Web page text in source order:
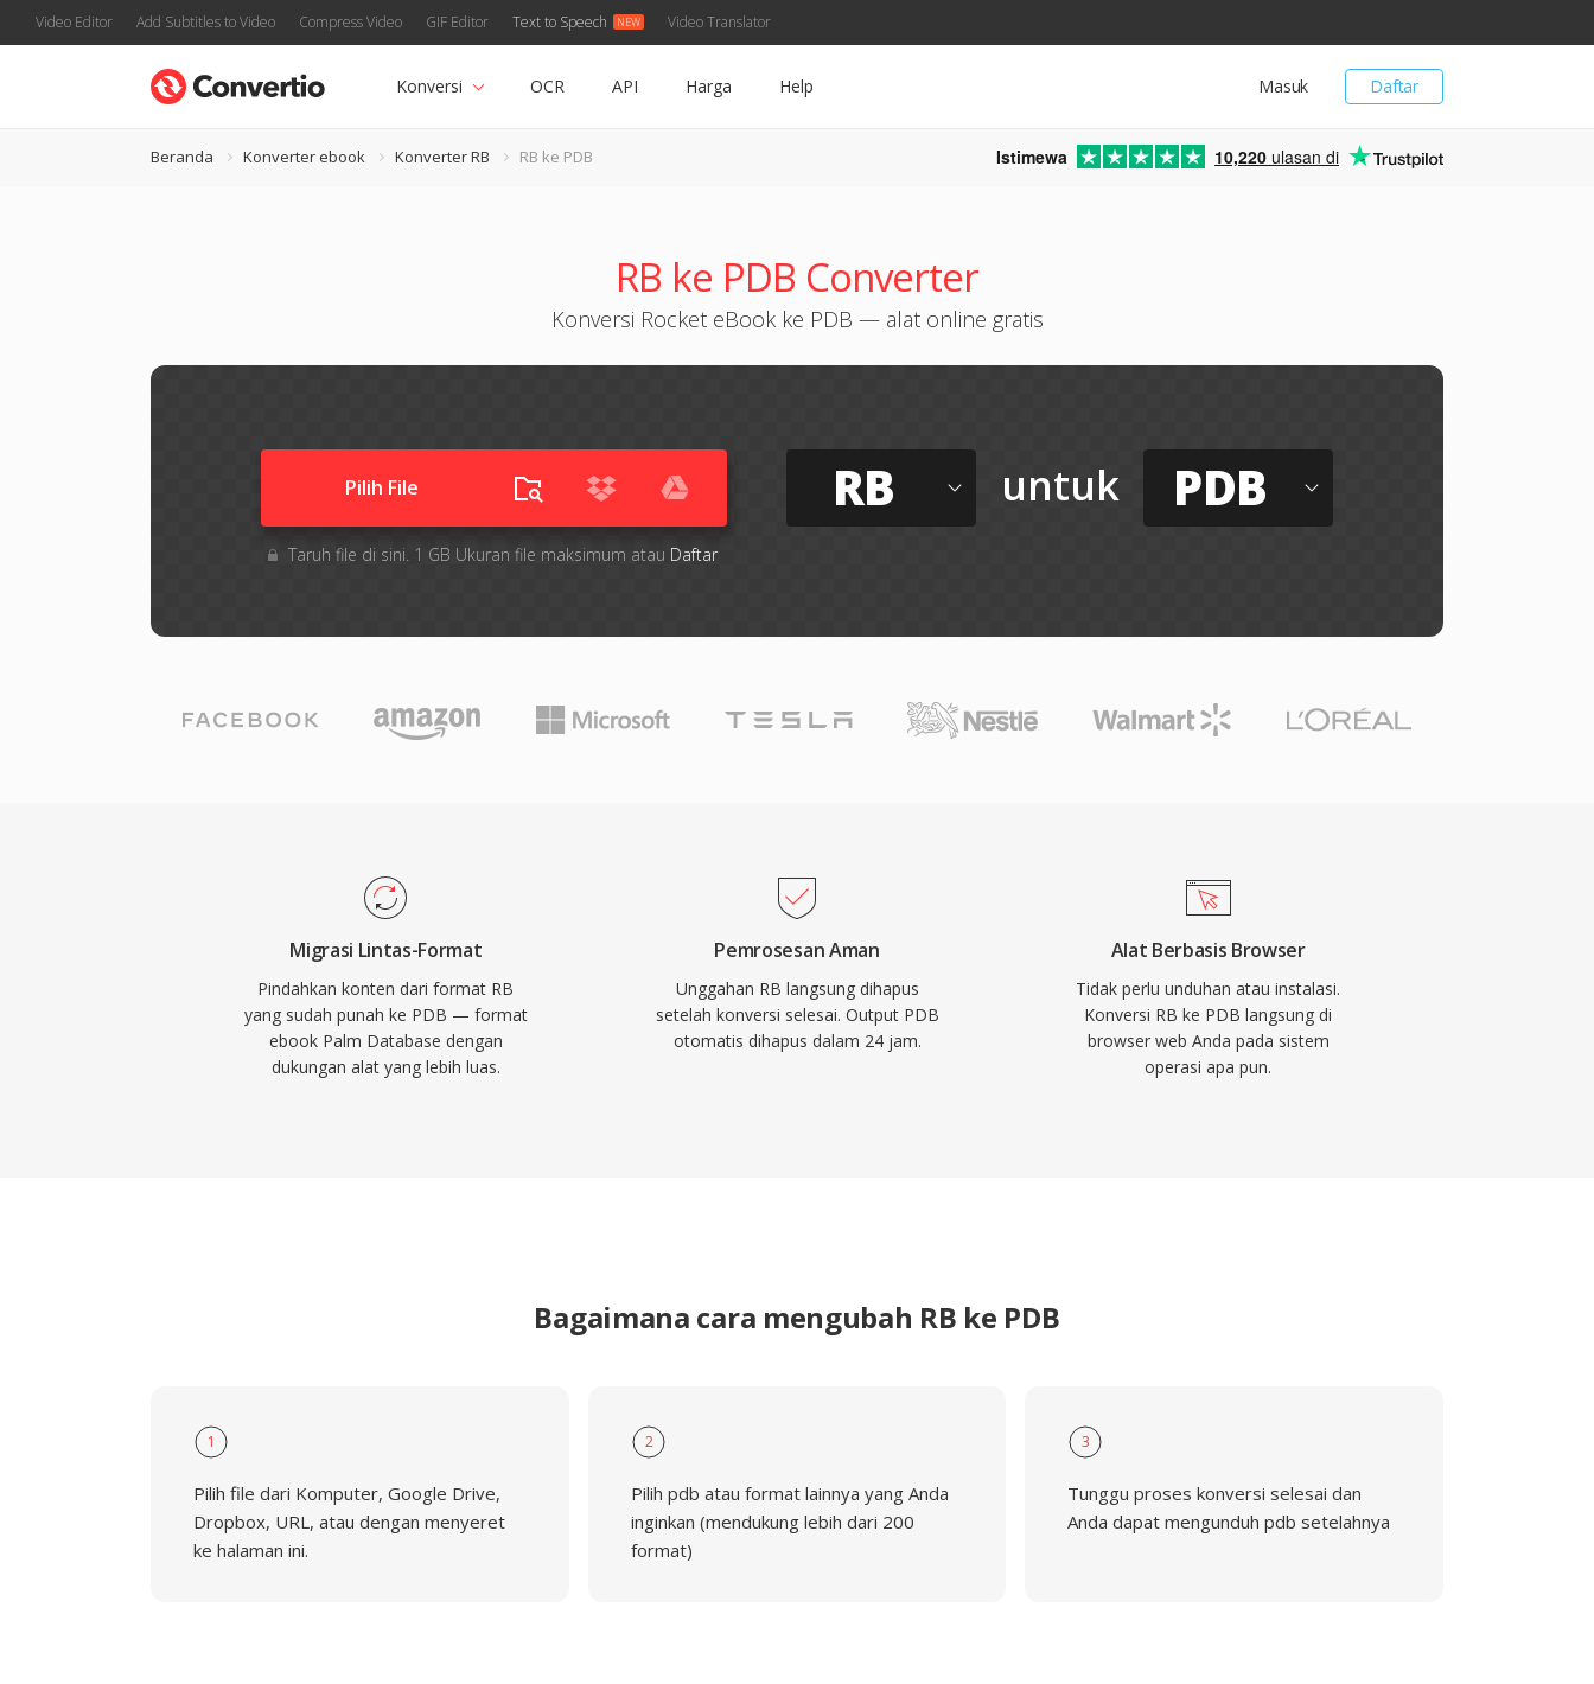
Video Editor Add Subtitles to Video Compress Video GIF Editor Text to Speech Video Translator
Daftar
Masuk
Konversi OCR API Harga Help
Beranda Konverter ebook Konverter RB RB ke PDB Istimewa 10,220 ulasan di
RB ke PDB Converter
Konversi Rocket eBook ke PDB — alat online gratis
Pilih File
Taruh file di sini. 1 GB Ukuran file maksimum atau Daftar
RB untuk PDB
Migrasi Lintas-Format
Pindahkan konten dari format RB
yang sudah punah ke PDB — format
ebook Palm Database dengan
dukungan alat yang lebih luas.
Pemrosesan Aman
Unggahan RB langsung dihapus
setelah konversi selesai. Output PDB
otomatis dihapus dalam 24 jam.
Alat Berbasis Browser
Tidak perlu unduhan atau instalasi.
Konversi RB ke PDB langsung di
browser web Anda pada sistem
operasi apa pun.
Bagaimana cara mengubah RB ke PDB
1
Pilih file dari Komputer, Google Drive,
Dropbox, URL, atau dengan menyeret
ke halaman ini.
2
Pilih pdb atau format lainnya yang Anda
inginkan (mendukung lebih dari 200
format)
3
Tunggu proses konversi selesai dan
Anda dapat mengunduh pdb setelahnya